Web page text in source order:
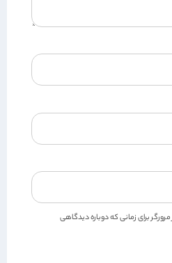
برای زمانی که دوباره دیدگاهی